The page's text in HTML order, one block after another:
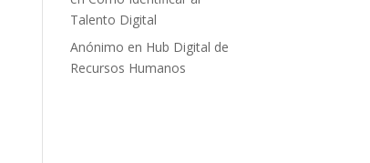
Talento Digital
Anónimo en Hub Digital de
Recursos Humanos